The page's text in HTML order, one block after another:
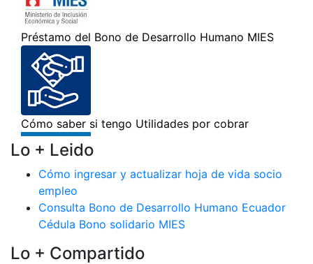
Lo + Leido
Cómo ingresar y actualizar hoja de vida socio
empleo
Consulta Bono de Desarrollo Humano Ecuador
Cédula Bono solidario MIES
Lo + Compartido